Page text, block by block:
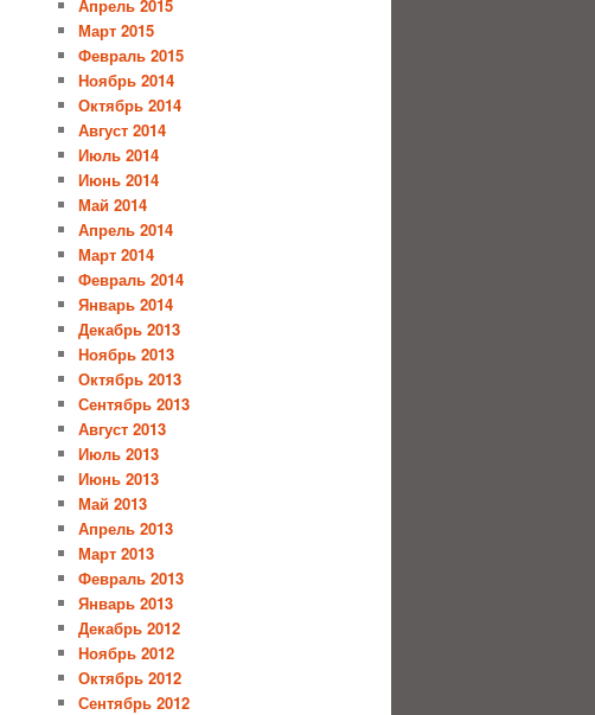
Апрель 2015
Март 2015
Февраль 2015
Ноябрь 2014
Октябрь 2014
Август 2014
Июль 2014
Июнь 2014
Май 2014
Апрель 2014
Март 2014
Февраль 2014
Январь 2014
Декабрь 2013
Ноябрь 2013
Октябрь 2013
Сентябрь 2013
Август 2013
Июль 2013
Июнь 2013
Май 2013
Апрель 2013
Март 2013
Февраль 2013
Январь 2013
Декабрь 2012
Ноябрь 2012
Октябрь 2012
Сентябрь 2012